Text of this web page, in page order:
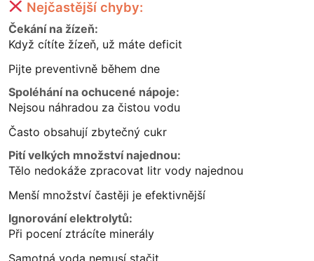
Nejčastější chyby:
Čekání na žízeň:
Když cítíte žízeň, už máte deficit
Pijte preventivně během dne
Spoléhání na ochucené nápoje:
Nejsou náhradou za čistou vodu
Často obsahují zbytečný cukr
Pití velkých množství najednou:
Tělo nedokáže zpracovat litr vody najednou
Menší množství častěji je efektivnější
Ignorování elektrolytů:
Při pocení ztrácíte minerály
Samotná voda nemusí stačit